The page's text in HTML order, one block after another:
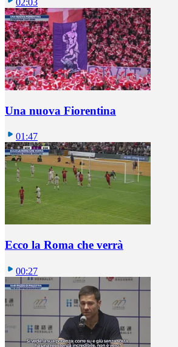
02:03
Una nuova Fiorentina
01:47
Ecco la Roma che verrà
00:27